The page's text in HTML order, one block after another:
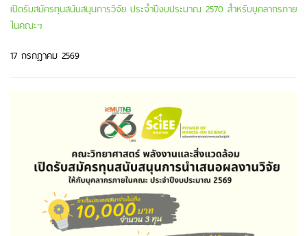
เปิดรับสมัครทุนสนับสนุนการวิจัย ประจำปีงบประมาณ 2570 สำหรับบุคลากรภาย
ในคณะฯ
17 กรกฎาคม 2569